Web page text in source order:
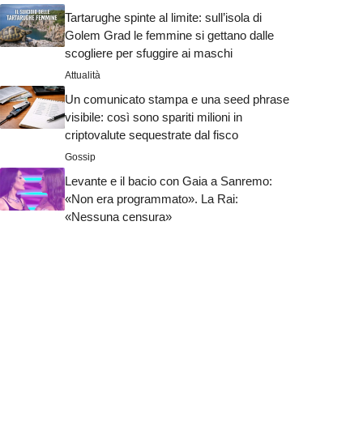
Tartarughe spinte al limite: sull’isola di
Golem Grad le femmine si gettano dalle
scogliere per sfuggire ai maschi
Attualità
Un comunicato stampa e una seed phrase
visibile: così sono spariti milioni in
criptovalute sequestrate dal fisco
Gossip
Levante e il bacio con Gaia a Sanremo:
«Non era programmato». La Rai:
«Nessuna censura»